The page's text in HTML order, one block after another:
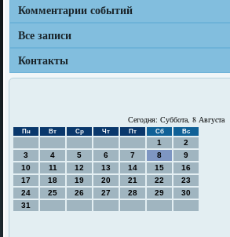
Комментарии событий
Все записи
Контакты
Сегодня: Суббота, 8 Августа
Пн Вт Ср Чт Пт Сб Вс
1
2
3
4 5 6 7 8
9
10
11 12 13 14 15
16
17
18 19 20 21 22
23
24
25 26 27 28 29
30
31